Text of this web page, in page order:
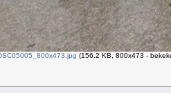
(156.2 KB, 800x473 -